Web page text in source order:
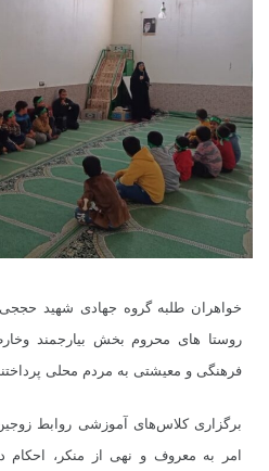
خواهران طلبه گروه جهادی شهید
روستا های محروم بخش بیارجمند
فرهنگی و معیشتی به مردم محلی
برگزاری کلاس‌های آموزشی روابط
امر به معروف و نهی از منکر، احکام